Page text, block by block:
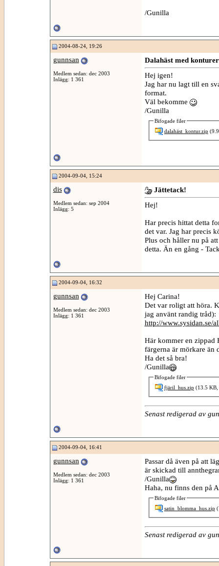
/Gunilla
2004-08-24, 19:26
gunnsan
Medlem sedan: dec 2003
Inlägg: 1 361
Dalahäst med konturer
Hej igen!
Jag har nu lagt till en
format.
Väl bekomme
/Gunilla
Bifogade filer
dalahäst_kontur.zip
2004-09-04, 15:24
dis
Medlem sedan: sep 2004
Inlägg: 5
Jättetack!
Hej!
Har precis hittat detta
det var. Jag har precis
Plus och håller nu på
detta. Än en gång -
2004-09-04, 16:32
gunnsan
Medlem sedan: dec 2003
Inlägg: 1 361
Hej Carina!
Det var roligt att höra.
jag använt randig tråd):
http://www.sysidan.se/
Här kommer en zippad
färgerna är mörkare än
Ha det så bra!
/Gunilla
Bifogade filer
fjäril_hus.zip (13.5 KB,
Senast redigerad av
2004-09-04, 16:41
gunnsan
Medlem sedan: dec 2003
Inlägg: 1 361
Passar då även på att
är skickad till
/Gunilla
Haha, nu finns den på
Bifogade filer
satin_blomma_hus.zip
Senast redigerad av